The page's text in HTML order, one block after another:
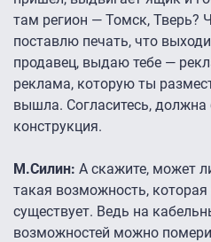
там регион — Томск, Тверь?
поставлю печать, что
продавец, выдаю тебе —
реклама, которую ты
вышла. Согласитесь,
конструкция.
М.Силин: А скажите, может
такая возможность, которая
существует. Ведь на
возможностей можно